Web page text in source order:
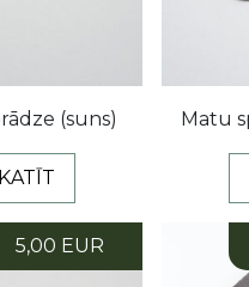
(suns) Matu
5,00 EUR